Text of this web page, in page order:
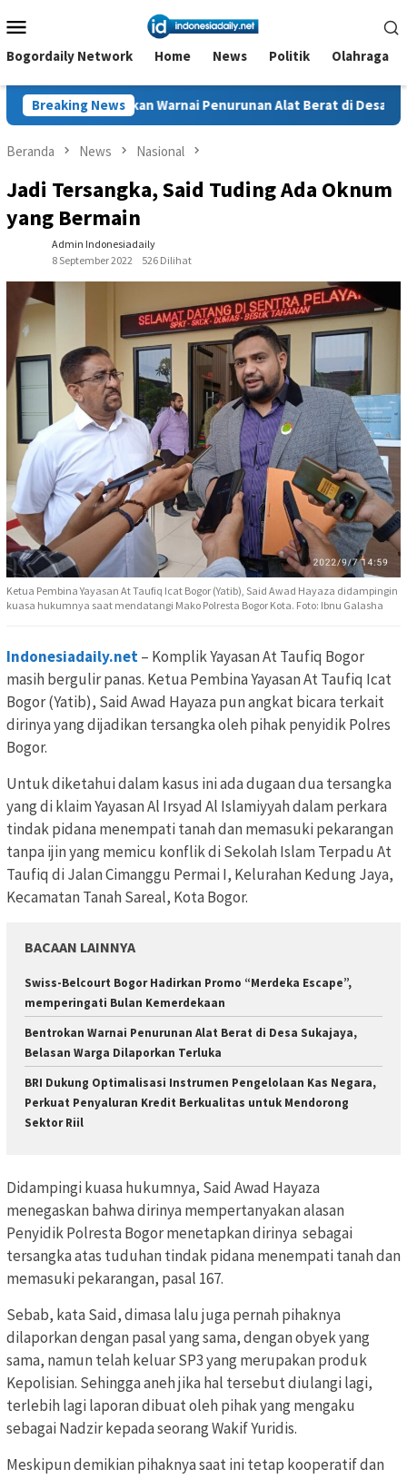
ke
kontenMobile
Bogordaily Network Home News Politik Olahraga
Breaking News
Warnai Penurunan Alat Berat di Desa Sukajaya, Belasan
Beranda News Nasional
Jadi Tersangka, Said Tuding Ada Oknum
yang Bermain
Admin Indonesiadaily
8 September 2022
526 Dilihat
Ketua Pembina Yayasan At Taufiq Icat Bogor (Yatib), Said Awad Hayaza didampingin
kuasa hukumnya saat mendatangi Mako Polresta Bogor Kota. Foto: Ibnu Galasha
Indonesiadaily.net– Komplik Yayasan At Taufiq Bogor
masih bergulir panas. Ketua Pembina Yayasan At Taufiq Icat
Bogor (Yatib), Said Awad Hayaza pun angkat bicara terkait
dirinya yang dijadikan tersangka oleh pihak penyidik Polres
Bogor.
Untuk diketahui dalam kasus ini ada dugaan dua tersangka
yang di klaim Yayasan Al Irsyad Al Islamiyyah dalam perkara
tindak pidana menempati tanah dan memasuki pekarangan
tanpa ijin yang memicu konflik di Sekolah Islam Terpadu At
Taufiq di Jalan Cimanggu Permai I, Kelurahan Kedung Jaya,
Kecamatan Tanah Sareal, Kota Bogor.
BACAAN LAINNYA
Swiss-Belcourt Bogor Hadirkan Promo “Merdeka Escape”,
memperingati Bulan Kemerdekaan
Bentrokan Warnai Penurunan Alat Berat di Desa Sukajaya,
Belasan Warga Dilaporkan Terluka
BRI Dukung Optimalisasi Instrumen Pengelolaan Kas Negara,
Perkuat Penyaluran Kredit Berkualitas untuk Mendorong
Sektor Riil
Didampingi kuasa hukumnya, Said Awad Hayaza
menegaskan bahwa dirinya mempertanyakan alasan
Penyidik Polresta Bogor menetapkan dirinya sebagai
tersangka atas tuduhan tindak pidana menempati tanah dan
memasuki pekarangan, pasal 167.
Sebab, kata Said, dimasa lalu juga pernah pihaknya
dilaporkan dengan pasal yang sama, dengan obyek yang
sama, namun telah keluar SP3 yang merupakan produk
Kepolisian. Sehingga aneh jika hal tersebut diulangi lagi,
terlebih lagi laporan dibuat oleh pihak yang mengaku
sebagai Nadzir kepada seorang Wakif Yuridis.
Meskipun demikian pihaknya saat ini tetap kooperatif dan